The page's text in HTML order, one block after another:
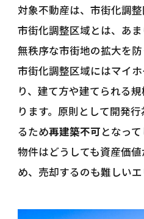
対象不動産は、市街化調整
市街化調整区域とは、あま
無秩序な市街地の拡大を防
市街化調整区域にはマイ
り、建て方や建てられる
ります。原則として開発
るため再建築不可となっ
物件はどうしても資産価
め、売却するのも難しいエ